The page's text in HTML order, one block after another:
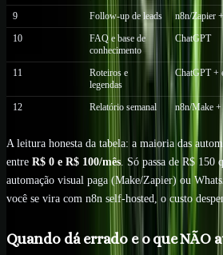
9 Follow-up de leads n8n/Zapier
10
FAQ e base de
conhecimento
ChatGPT
11
Roteiros e
legendas
ChatGPT +
12 Relatório semanal n8n/Make
A leitura honesta da tabela: a maioria das
entre R$ 0 e R$ 100/mês. Só passa de R$ 150
automação visual paga (Make/Zapier) ou
você se vira com n8n self-hosted, o custo
Quando dá errado e o que NÃO